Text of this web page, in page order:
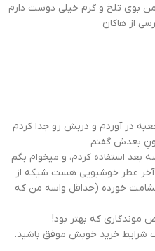
بوی تلخ و گرم خیلی دوست دارم
از هاکان
در آوردم و دربش رو جدا کردم
بعدش گفتم
استفاده کردم، و میخوام بگم
آخر عطر خوشبویی هست شیکه از
خورده (حداقل واسه من که
که بهتر بود!
شرایط خرید خوبش موفق باشید.